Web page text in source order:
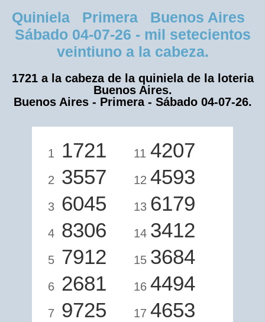
Quiniela Primera Buenos Aires
Sábado 04-07-26 - mil setecientos
veintiuno a la cabeza.
1721 a la cabeza de la quiniela de la loteria
Buenos Aires.
Buenos Aires - Primera - Sábado 04-07-26.
1 1721
2 3557
3 6045
4 8306
5 7912
6 2681
7 9725
11 4207
12 4593
13 6179
14 3412
15 3684
16 4494
17 4653